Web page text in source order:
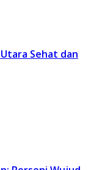
Sehat dan